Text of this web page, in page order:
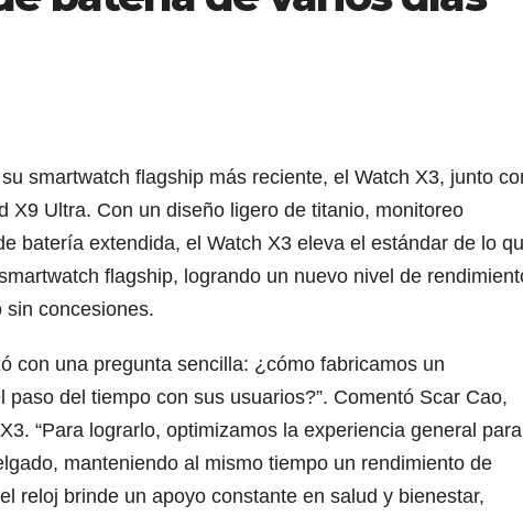
smartwatch flagship más reciente, el Watch X3, junto
X9 Ultra. Con un diseño ligero de titanio, monitoreo
batería extendida, el Watch X3 eleva el estándar de lo
flagship, logrando un nuevo nivel de
sin concesiones.
con una pregunta sencilla: ¿cómo fabricamos un
del tiempo con sus usuarios?”. Comentó Scar Cao,
“Para lograrlo, optimizamos la experiencia general para
manteniendo al mismo tiempo un rendimiento de
reloj brinde un apoyo constante en salud y bienestar,